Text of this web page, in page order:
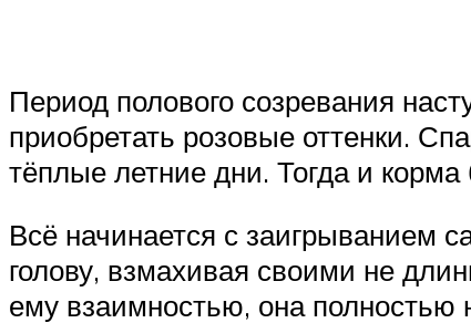
Период полового созревания
приобретать розовые оттенки.
тёплые летние дни. Тогда и
Всё начинается с заигрыванием
голову, взмахивая своими не
ему взаимностью, она полностью